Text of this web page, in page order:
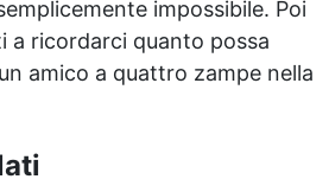
impossibile. Poi
a ricordarci quanto possa
amico a quattro zampe nella